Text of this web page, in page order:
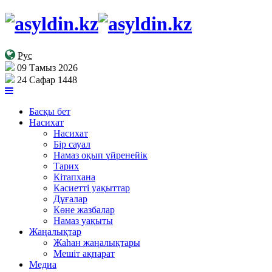
Рус
09 Тамыз 2026
24 Сафар 1448
Басқы бет
Насихат
Насихат
Бір сауал
Намаз оқып үйренейік
Тарих
Кітапхана
Касиетті уақыттар
Дұғалар
Көне жазбалар
Намаз уақыты
Жаңалықтар
Жаһан жаңалықтары
Мешіт ақпарат
Медиа